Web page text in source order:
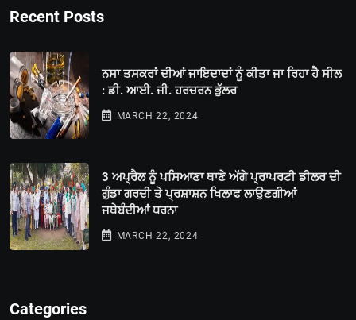
Recent Posts
ਨਸਾ ਤਸਕਰਾਂ ਦੀਆਂ ਜਾਇਦਾਦਾਂ ਨੂੰ ਕੀਤਾ ਜਾ ਰਿਹਾ ਹੈ ਸੀਲ
: ਡੀ. ਆਈ. ਜੀ. ਹਰਚਰਨ ਭੁੱਲਰ
MARCH 22, 2024
3 ਅਪ੍ਰੈਲ ਨੂੰ ਪਸਿਆਣਾ ਥਾਣੇ ਅੱਗੇ ਪ੍ਰਾਪਰਟੀ ਡੀਲਰ ਦੀ
ਗੁੰਡਾ ਗਰਦੀ ਤੇ ਪ੍ਰਸ਼ਾਸ਼ਨ ਖਿਲਾਫ ਲਾਉਣਗੀਆਂ
ਜਥੇਬੰਦੀਆਂ ਧਰਨਾ
MARCH 22, 2024
Categories